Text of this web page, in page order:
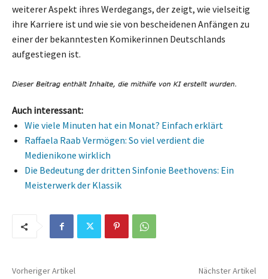
weiterer Aspekt ihres Werdegangs, der zeigt, wie vielseitig
ihre Karriere ist und wie sie von bescheidenen Anfängen zu
einer der bekanntesten Komikerinnen Deutschlands
aufgestiegen ist.
Auch interessant:
Wie viele Minuten hat ein Monat? Einfach erklärt
Raffaela Raab Vermögen: So viel verdient die
Medienikone wirklich
Die Bedeutung der dritten Sinfonie Beethovens: Ein
Meisterwerk der Klassik
Vorheriger Artikel Nächster Artikel